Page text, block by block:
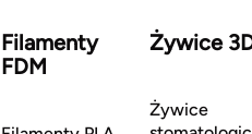
Filamenty
FDM
Żywice
Żywice